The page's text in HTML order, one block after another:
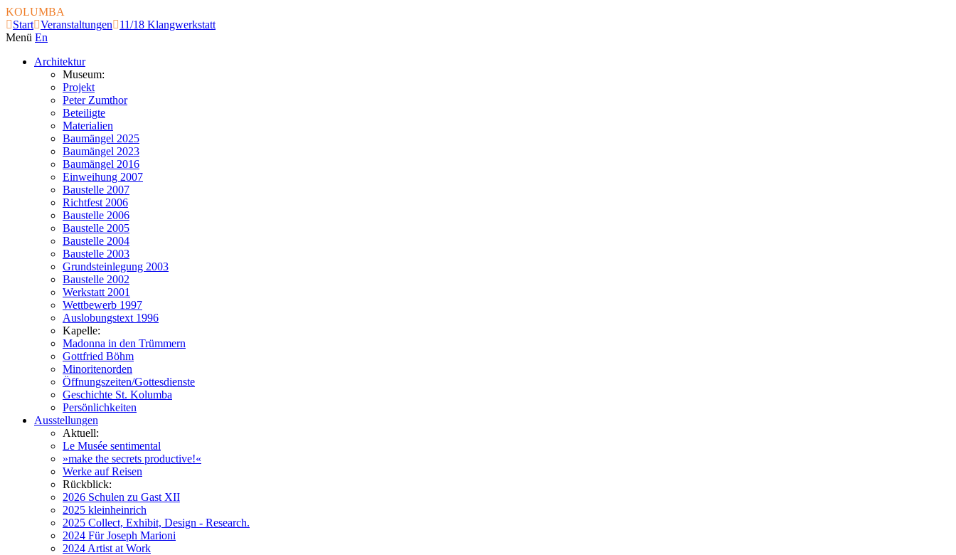
KOLUMBA
Start Veranstaltungen
11/18 Klangwerkstatt
Menü En
Architektur
Museum:
Projekt
Peter Zumthor
Beteiligte
Materialien
Baumängel 2025
Baumängel 2023
Baumängel 2016
Einweihung 2007
Baustelle 2007
Richtfest 2006
Baustelle 2006
Baustelle 2005
Baustelle 2004
Baustelle 2003
Grundsteinlegung 2003
Baustelle 2002
Werkstatt 2001
Wettbewerb 1997
Auslobungstext 1996
Kapelle:
Madonna in den Trümmern
Gottfried Böhm
Minoritenorden
Öffnungszeiten/Gottesdienste
Geschichte St. Kolumba
Persönlichkeiten
Ausstellungen
Aktuell:
Le Musée sentimental
»make the secrets productive!«
Werke auf Reisen
Rückblick:
2026 Schulen zu Gast XII
2025 kleinheinrich
2025 Collect, Exhibit, Design - Research.
2024 Für Joseph Marioni
2024 Artist at Work